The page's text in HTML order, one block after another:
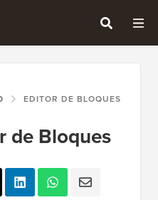
EDITOR DE BLOQUES
de Bloques